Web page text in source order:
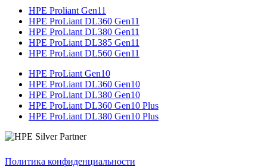
HPE Proliant Gen11
HPE ProLiant DL360 Gen11
HPE ProLiant DL380 Gen11
HPE ProLiant DL385 Gen11
HPE ProLiant DL560 Gen11
HPE ProLiant Gen10
HPE ProLiant DL360 Gen10
HPE ProLiant DL380 Gen10
HPE ProLiant DL360 Gen10 Plus
HPE ProLiant DL380 Gen10 Plus
Политика конфиденциальности